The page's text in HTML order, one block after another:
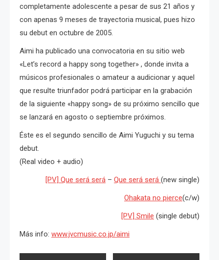
completamente adolescente a pesar de sus 21 años y
con apenas 9 meses de trayectoria musical, pues hizo
su debut en octubre de 2005.
Aimi ha publicado una convocatoria en su sitio web
«Let’s record a happy song together» , donde invita a
músicos profesionales o amateur a audicionar y aquel
que resulte triunfador podrá participar en la grabación
de la siguiente «happy song» de su próximo sencillo que
se lanzará en agosto o septiembre próximos.
Éste es el segundo sencillo de Aimi Yuguchi y su tema
debut.
(Real video + audio)
[PV] Que será será – Que será será (new single)
Ohakata no pierce(c/w)
[PV] Smile (single debut)
Más info: www.jvcmusic.co.jp/aimi